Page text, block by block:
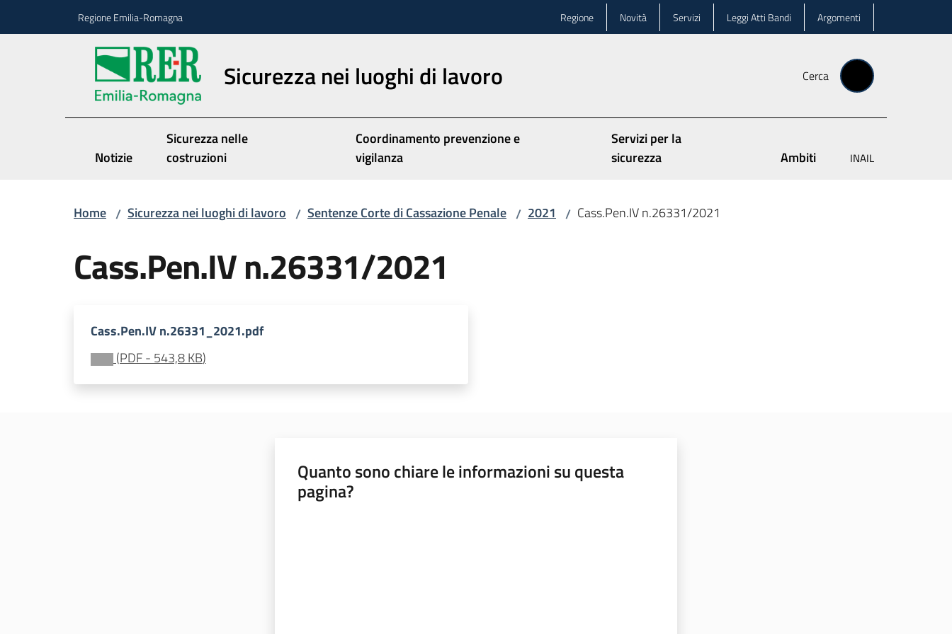
Regione Emilia-Romagna Regione Novità Servizi Leggi Atti Bandi Argomenti
Sicurezza nei luoghi di lavoro Cerca
Notizie
Sicurezza nelle
costruzioni
Coordinamento prevenzione e
vigilanza
Servizi per la
sicurezza
Ambiti INAIL
Home / Sicurezza nei luoghi di lavoro / Sentenze Corte di Cassazione Penale / 2021 / Cass.Pen.IV n.26331/2021
Cass.Pen.IV n.26331/2021
Cass.Pen.IV n.26331_2021.pdf
(PDF- 543,8 KB)
Quanto sono chiare le informazioni su questa
pagina?